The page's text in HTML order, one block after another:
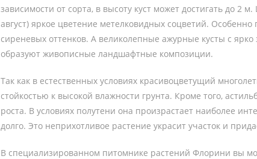
зависимости от сорта, в высоту куст может достигать до 2
август) яркое цветение метелковидных соцветий.
сиреневых оттенков. А великолепные ажурные кусты с
образуют живописные ландшафтные композиции.
Так как в естественных условиях красивоцветущий
стойкостью к высокой влажности грунта. Кроме того,
роста. В условиях полутени она произрастает наиболее
долго. Это неприхотливое растение украсит участок и
В специализированном питомнике растений Флорини вы